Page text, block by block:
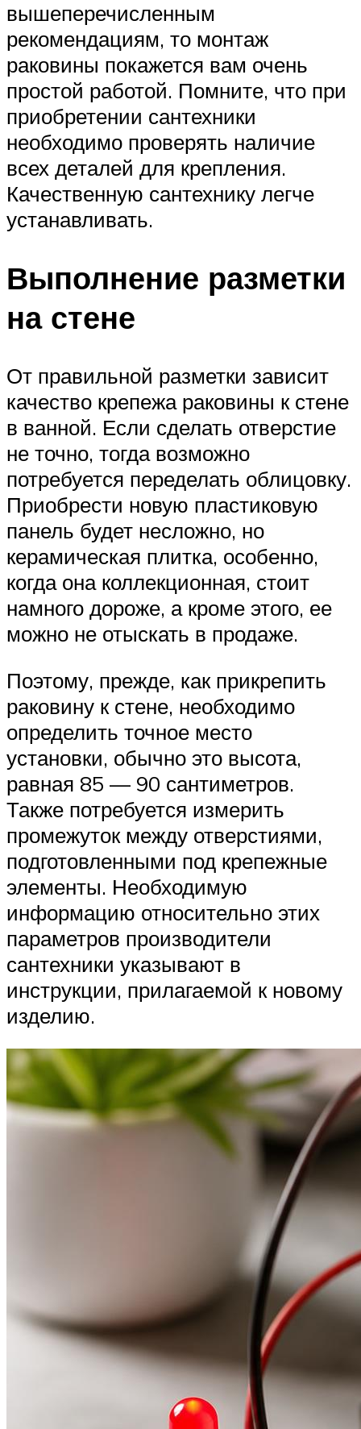
вышеперечисленным
рекомендациям, то монтаж
раковины покажется вам очень
простой работой. Помните, что при
приобретении сантехники
необходимо проверять наличие
всех деталей для крепления.
Качественную сантехнику легче
устанавливать.
Выполнение разметки
на стене
От правильной разметки зависит
качество крепежа раковины к стене
в ванной. Если сделать отверстие
не точно, тогда возможно
потребуется переделать облицовку.
Приобрести новую пластиковую
панель будет несложно, но
керамическая плитка, особенно,
когда она коллекционная, стоит
намного дороже, а кроме этого, ее
можно не отыскать в продаже.
Поэтому, прежде, как прикрепить
раковину к стене, необходимо
определить точное место
установки, обычно это высота,
равная 85 — 90 сантиметров.
Также потребуется измерить
промежуток между отверстиями,
подготовленными под крепежные
элементы. Необходимую
информацию относительно этих
параметров производители
сантехники указывают в
инструкции, прилагаемой к новому
изделию.